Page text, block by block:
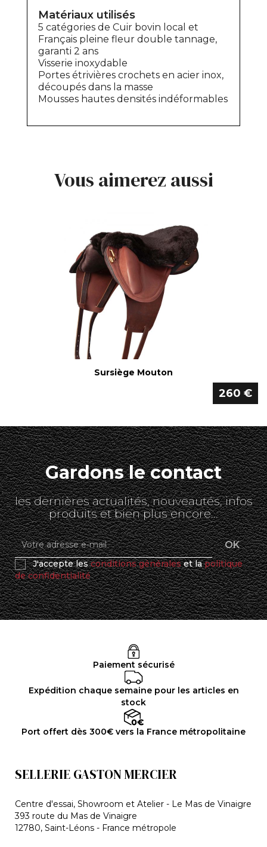
Matériaux utilisés
5 catégories de Cuir bovin local et
Français pleine fleur double tannage,
garanti 2 ans
Visserie inoxydable
Portes étrivières crochets en acier inox,
découpés dans la masse
Mousses hautes densités indéformables
Vous aimerez aussi
Sursiège Mouton
260 €
Gardons le contact
les dernières actualités, nouveautés, infos
produits et bien plus encore...
J'accepte lesconditions généraleset lapolitique
de confidentialité
Paiement sécurisé
Expédition chaque semaine pour les articles en
stock
Port offert dès 300€ vers la France métropolitaine
SELLERIE GASTON MERCIER
Centre d'essai, Showroom et Atelier - Le Mas de Vinaigre
393 route du Mas de Vinaigre
12780, Saint-Léons - France métropole